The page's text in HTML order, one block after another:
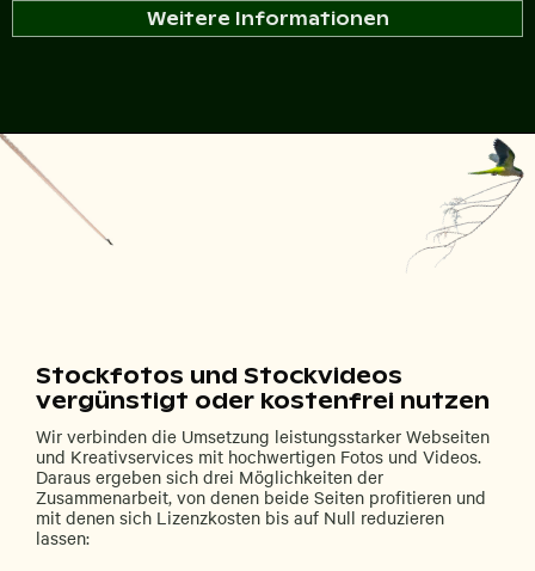
Weitere Informationen
Stockfotos und Stockvideos
vergünstigt oder kostenfrei nutzen
Wir verbinden die Umsetzung leistungsstarker Webseiten
und Kreativservices mit hochwertigen Fotos und Videos.
Daraus ergeben sich drei Möglichkeiten der
Zusammenarbeit, von denen beide Seiten profitieren und
mit denen sich Lizenzkosten bis auf Null reduzieren
lassen: